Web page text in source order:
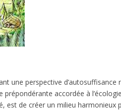
une perspective
accordée à
est de créer un milieu harmonieux